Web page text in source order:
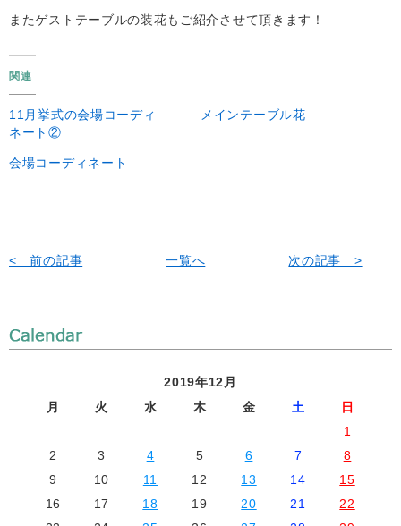
またゲストテーブルの装花もご紹介させて頂きます！
関連
11月挙式の会場コーディ
ネート②
メインテーブル花
会場コーディネート
< 前の記事 一覧へ 次の記事 >
2019年12月
月
火 水 木 金 土
日
1
2
3 4 5 6 7
8
9
10 11 12 13 14
15
16
17 18 19 20 21
22